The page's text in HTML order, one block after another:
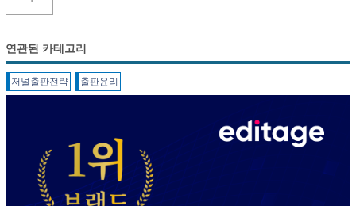
연관된 카테고리
저널출판전략 출판윤리